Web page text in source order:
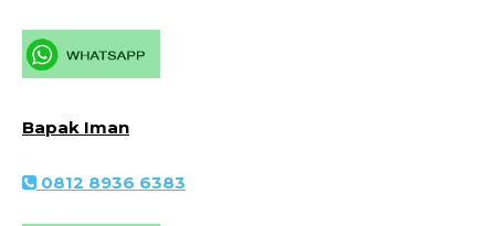
Bapak Iman
0812 8936 6383